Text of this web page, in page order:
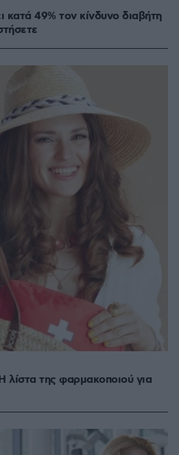
κατά 49% τον κίνδυνο διαβήτη
της φαρμακοποιού για